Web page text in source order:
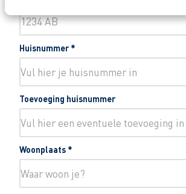
Huisnummer *
Toevoeging huisnummer
Woonplaats *